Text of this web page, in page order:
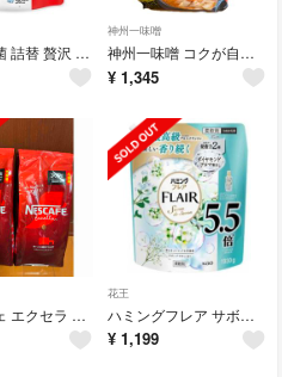
JOY W除菌 詰替 贅沢 微香 1810mL 14回分
神州一味噌
神州一味噌 コクが自慢のとん汁 20食【賞味期限:26.07】
¥ 1,345
ネスカフェ エクセラ つめかえ用 360g ×2袋
花王
ハミングフレア サボンデサボン スパウトパウチ(1930g)
¥ 1,199